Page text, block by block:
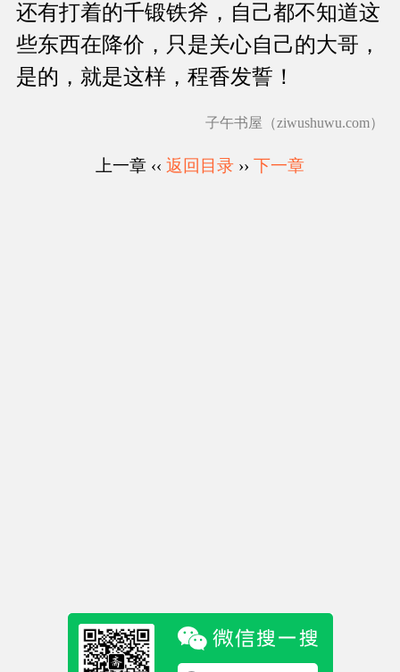
还有打着的千锻铁斧，自己都不知道这
些东西在降价，只是关心自己的大哥，
是的，就是这样，程香发誓！
子午书屋（ziwushuwu.com）
上一章 ‹‹ 返回目录 ›› 下一章